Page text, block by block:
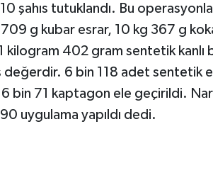
şahıs tutuklandı. Bu
g kubar esrar, 10 kg 367 g
402 gram sentetik kanlı
değerdir. 6 bin 118 adet sentetik
bin 71 kaptagon ele geçirildi.
uygulama yapıldı dedi.